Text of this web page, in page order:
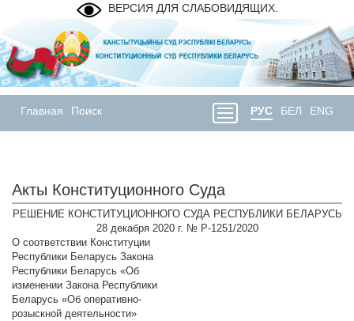
ВЕРСИЯ ДЛЯ СЛАБОВИДЯЩИХ.
Главная Поиск РУС БЕЛ ENG
Акты Конституционного Суда
РЕШЕНИЕ КОНСТИТУЦИОННОГО СУДА РЕСПУБЛИКИ БЕЛАРУСЬ
28 декабря 2020 г. № Р-1251/2020
О соответствии Конституции
Республики Беларусь Закона
Республики Беларусь «Об
изменении Закона Республики
Беларусь «Об оперативно-
розыскной деятельности»